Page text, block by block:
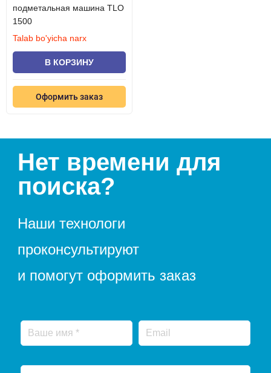
подметальная машина TLO
1500
Talab bo'yicha narx
В КОРЗИНУ
Оформить заказ
Нет времени для
поиска?
Наши технологи
проконсультируют
и помогут оформить заказ